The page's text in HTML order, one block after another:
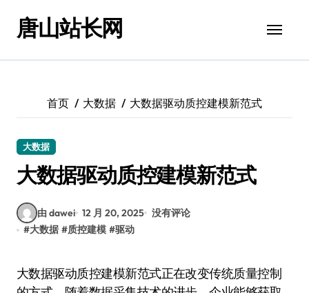
唐山站长网
首页 大数据 大数据驱动质控建模新范式
大数据
大数据驱动质控建模新范式
由 dawei 12 月 20, 2025 没有评论
#大数据 #质控建模 #驱动
大数据驱动质控建模新范式正在改变传统质量控制